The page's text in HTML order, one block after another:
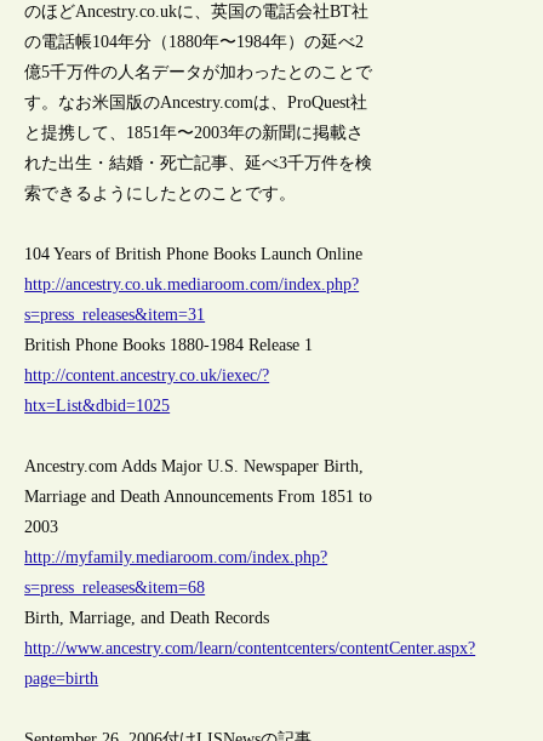
のほどAncestry.co.ukに、英国の電話会社BT社
の電話帳104年分（1880年〜1984年）の延べ2
億5千万件の人名データが加わったとのことで
す。なお米国版のAncestry.comは、ProQuest社
と提携して、1851年〜2003年の新聞に掲載さ
れた出生・結婚・死亡記事、延べ3千万件を検
索できるようにしたとのことです。
104 Years of British Phone Books Launch Online
http://ancestry.co.uk.mediaroom.com/index.php?
s=press_releases&item=31
British Phone Books 1880-1984 Release 1
http://content.ancestry.co.uk/iexec/?
htx=List&dbid=1025
Ancestry.com Adds Major U.S. Newspaper Birth,
Marriage and Death Announcements From 1851 to
2003
http://myfamily.mediaroom.com/index.php?
s=press_releases&item=68
Birth, Marriage, and Death Records
http://www.ancestry.com/learn/contentcenters/contentCenter.aspx?
page=birth